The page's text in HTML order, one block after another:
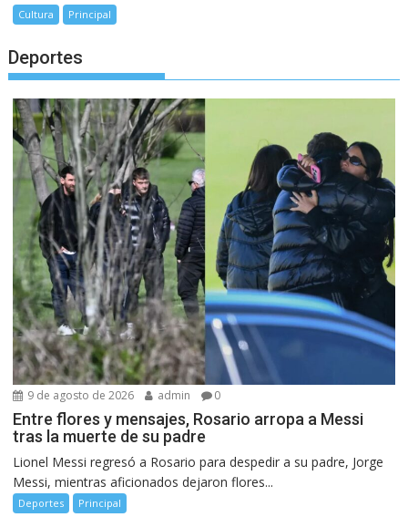
Cultura Principal
Deportes
9 de agosto de 2026 admin 0
Entre flores y mensajes, Rosario arropa a Messi
tras la muerte de su padre
Lionel Messi regresó a Rosario para despedir a su padre, Jorge
Messi, mientras aficionados dejaron flores...
Deportes Principal